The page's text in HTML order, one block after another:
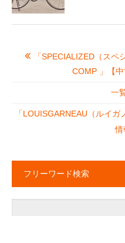
「SPECIALIZED（スペ
COMP 」【中
一
「LOUISGARNEAU（ルイ
情
フリーワード検索